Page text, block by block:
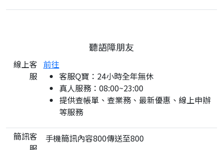
聽語障朋友
線上客
服
前往
客服Q寶：24小時全年無休
真人服務：08:00~23:00
提供查帳單、查業務、最新優惠、線上申辦
等服務
簡訊客
手機簡訊內容800傳送至800